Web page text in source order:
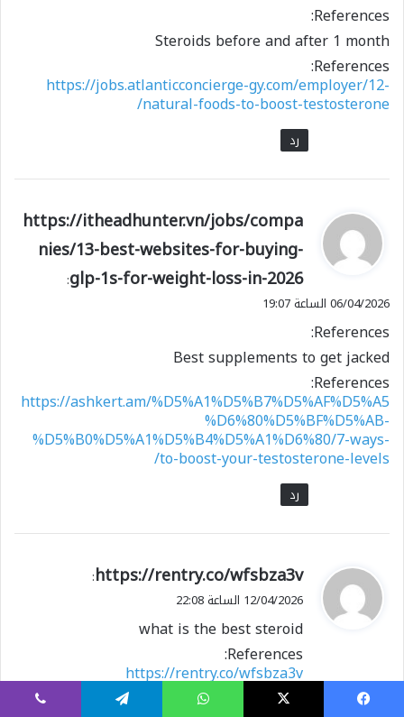
References:
Steroids before and after 1 month
References:
https://jobs.atlanticconcierge-gy.com/employer/12-
natural-foods-to-boost-testosterone/
رد
ي
و
ل
https://itheadhunter.vn/jobs/compa
nies/13-best-websites-for-buying-
glp-1s-for-weight-loss-in-2026
:
06/04/2026 الساعة 19:07
References:
Best supplements to get jacked
References:
https://ashkert.am/%D5%A1%D5%B7%D5%AF%D5%A5
%D6%80%D5%BF%D5%AB-
%D5%B0%D5%A1%D5%B4%D5%A1%D6%80/7-ways-
to-boost-your-testosterone-levels/
رد
ي
ق
ل
https://rentry.co/wfsbza3v
:
12/04/2026 الساعة 22:08
what is the best steroid
References:
https://rentry.co/wfsbza3v